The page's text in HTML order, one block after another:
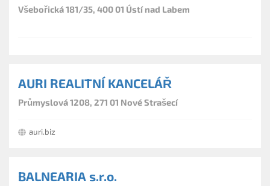
Všebořická 181/35, 400 01 Ústí nad Labem
AURI REALITNÍ KANCELÁŘ
Průmyslová 1208, 271 01 Nové Strašecí
auri.biz
BALNEARIA s.r.o.